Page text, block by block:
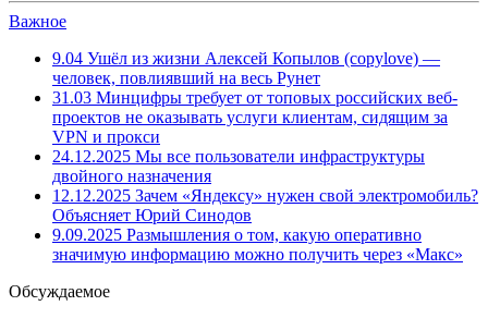
Важное
9.04 Ушёл из жизни Алексей Копылов (copylove) —
человек, повлиявший на весь Рунет
31.03 Минцифры требует от топовых российских веб-
проектов не оказывать услуги клиентам, сидящим за
VPN и прокси
24.12.2025 Мы все пользователи инфраструктуры
двойного назначения
12.12.2025 Зачем «Яндексу» нужен свой электромобиль?
Объясняет Юрий Синодов
9.09.2025 Размышления о том, какую оперативно
значимую информацию можно получить через «Макс»
Обсуждаемое